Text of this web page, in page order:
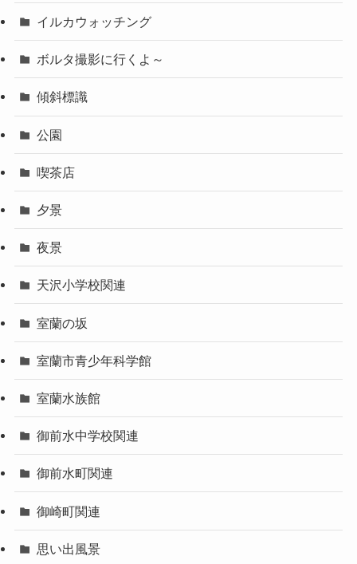
イルカウォッチング
ボルタ撮影に行くよ～
傾斜標識
公園
喫茶店
夕景
夜景
天沢小学校関連
室蘭の坂
室蘭市青少年科学館
室蘭水族館
御前水中学校関連
御前水町関連
御崎町関連
思い出風景